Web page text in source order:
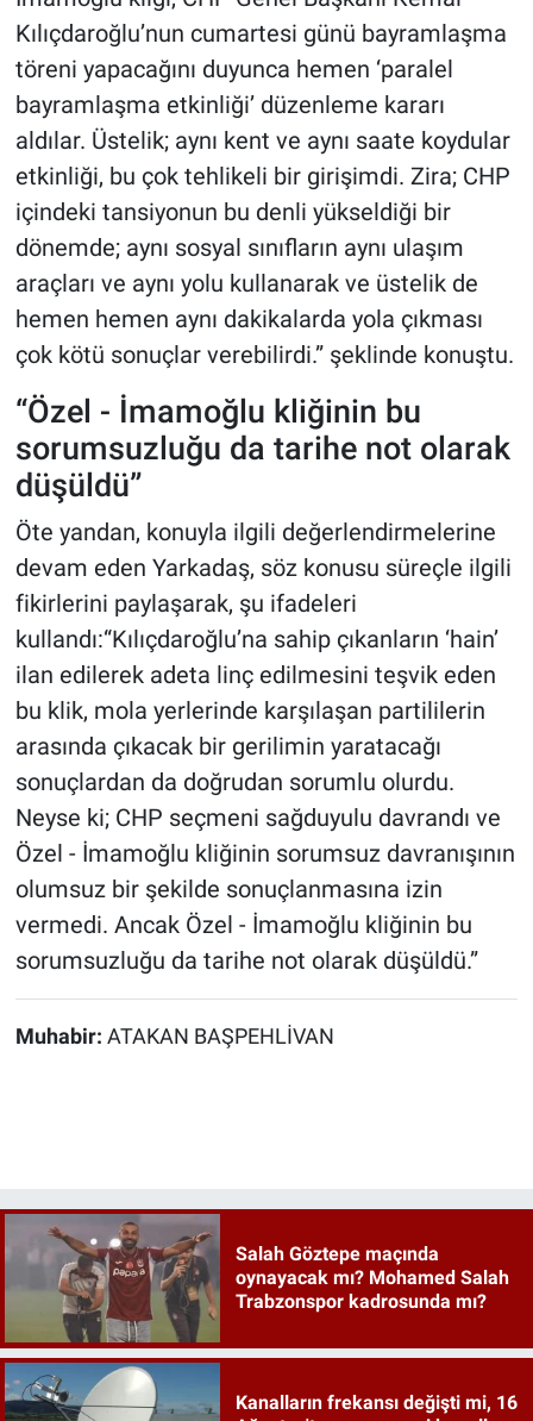
Kılıçdaroğlu’nun cumartesi günü bayramlaşma
töreni yapacağını duyunca hemen ‘paralel
bayramlaşma etkinliği’ düzenleme kararı
aldılar. Üstelik; aynı kent ve aynı saate koydular
etkinliği, bu çok tehlikeli bir girişimdi. Zira; CHP
içindeki tansiyonun bu denli yükseldiği bir
dönemde; aynı sosyal sınıfların aynı ulaşım
araçları ve aynı yolu kullanarak ve üstelik de
hemen hemen aynı dakikalarda yola çıkması
çok kötü sonuçlar verebilirdi.” şeklinde konuştu.
“Özel - İmamoğlu kliğinin bu
sorumsuzluğu da tarihe not olarak
düşüldü”
Öte yandan, konuyla ilgili değerlendirmelerine
devam eden Yarkadaş, söz konusu süreçle ilgili
fikirlerini paylaşarak, şu ifadeleri
kullandı:“Kılıçdaroğlu’na sahip çıkanların ‘hain’
ilan edilerek adeta linç edilmesini teşvik eden
bu klik, mola yerlerinde karşılaşan partililerin
arasında çıkacak bir gerilimin yaratacağı
sonuçlardan da doğrudan sorumlu olurdu.
Neyse ki; CHP seçmeni sağduyulu davrandı ve
Özel - İmamoğlu kliğinin sorumsuz davranışının
olumsuz bir şekilde sonuçlanmasına izin
vermedi. Ancak Özel - İmamoğlu kliğinin bu
sorumsuzluğu da tarihe not olarak düşüldü.”
Muhabir: ATAKAN BAŞPEHLİVAN
Salah Göztepe maçında
oynayacak mı? Mohamed Salah
Trabzonspor kadrosunda mı?
Kanalların frekansı değişti mi, 16